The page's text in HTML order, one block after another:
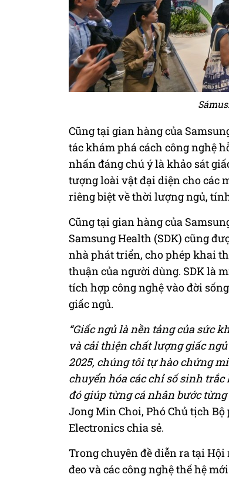
Cũng tại gian hàng của
tác khám phá cách công nghệ
nhấn đáng chú ý là khảo sát
tượng loài vật đại diện cho các
riêng biệt về thời lượng ngủ,
Cũng tại gian hàng của
Samsung Health (SDK) cũng
nhà phát triển, cho phép khai
thuận của người dùng. SDK là
tích hợp công nghệ vào đời
giấc ngủ.
“Giấc ngủ là nền tảng của sức
và cải thiện chất lượng giấc
2025, chúng tôi tự hào chứng
chuyển hóa các chỉ số sinh
đó giúp từng cá nhân bước
Jong Min Choi, Phó Chủ tịch
Electronics chia sẻ.
Trong chuyên đề diễn ra tại
đeo và các công nghệ thế hệ